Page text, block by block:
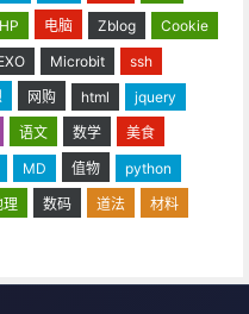
电脑 Zblog
Cookie
Microbit
ssh
网购 html
jquery
语文 数学
美食
MD 值物
python
理 数码 道法
材料